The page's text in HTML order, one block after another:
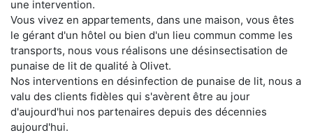
une intervention.
Vous vivez en appartements, dans une maison, vous êtes
le gérant d'un hôtel ou bien d'un lieu commun comme les
transports, nous vous réalisons une désinsectisation de
punaise de lit de qualité à Olivet.
Nos interventions en désinfection de punaise de lit, nous a
valu des clients fidèles qui s'avèrent être au jour
d'aujourd'hui nos partenaires depuis des décennies
aujourd'hui.